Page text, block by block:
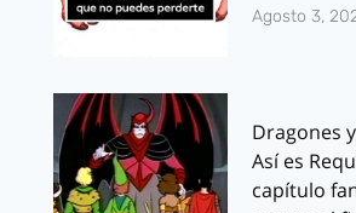
Agosto 3,
Dragones
Así es
capítulo